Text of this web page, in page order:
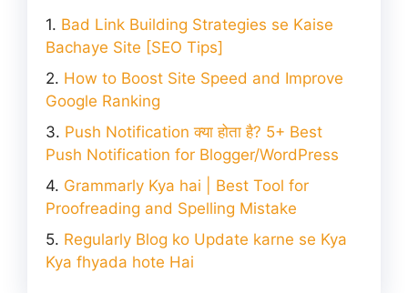
Bad Link Building Strategies se Kaise
Bachaye Site [SEO Tips]
How to Boost Site Speed and Improve
Google Ranking
Push Notification क्या होता है? 5+ Best
Push Notification for Blogger/WordPress
Grammarly Kya hai | Best Tool for
Proofreading and Spelling Mistake
Regularly Blog ko Update karne se Kya
Kya fhyada hote Hai